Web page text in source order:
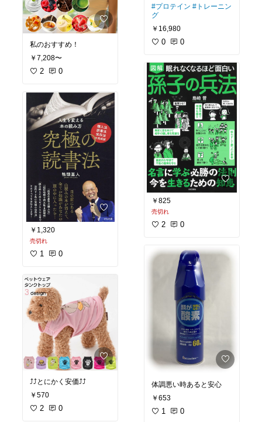
私のおすすめ！
￥7,208〜
2 0
￥1,320
売切れ
1 0
⤴️⤴️とにかく安価⤴️⤴️
￥570
2 0
#プロテイン #トレーニン
グ
￥16,980
0 0
￥825
売切れ
2 0
体調悪い時あると安心
￥653
1 0